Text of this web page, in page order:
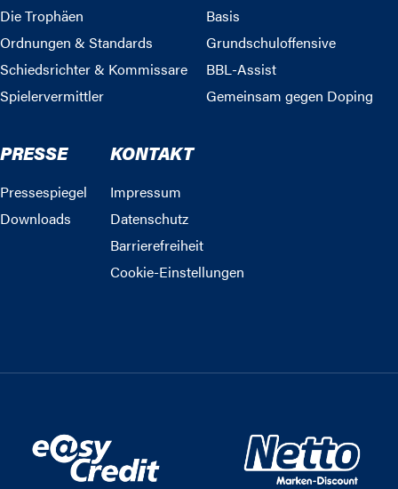
Die Trophäen
Ordnungen & Standards
Schiedsrichter & Kommissare
Spielervermittler
Basis
Grundschuloffensive
BBL-Assist
Gemeinsam gegen Doping
PRESSE
Pressespiegel
Downloads
KONTAKT
Impressum
Datenschutz
Barrierefreiheit
Cookie-Einstellungen